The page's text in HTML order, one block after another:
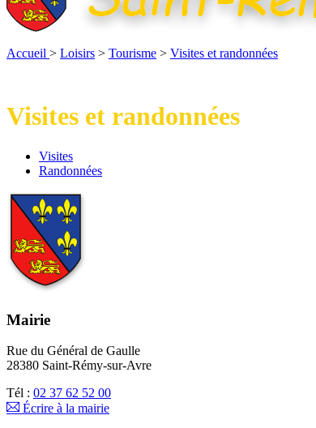
Accueil > Loisirs > Tourisme > Visites et randonnées
Visites et randonnées
Visites
Visites
Randonnées
Randonnées
Mairie
Rue du Général de Gaulle
28380 Saint-Rémy-sur-Avre
Tél : 02 37 62 52 00
Écrire à la mairie